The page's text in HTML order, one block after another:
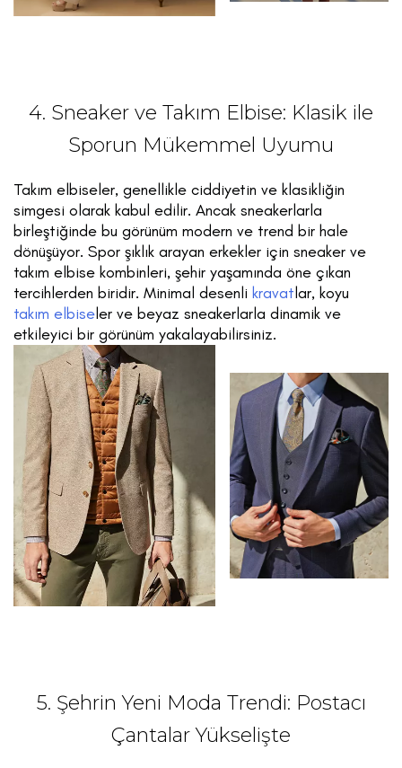
4. Sneaker ve Takım Elbise: Klasik ile
Sporun Mükemmel Uyumu
Takım elbiseler, genellikle ciddiyetin ve klasikliğin
simgesi olarak kabul edilir. Ancak sneakerlarla
birleştiğinde bu görünüm modern ve trend bir hale
dönüşüyor. Spor şıklık arayan erkekler için sneaker ve
takım elbise kombinleri, şehir yaşamında öne çıkan
tercihlerden biridir. Minimal desenli kravatlar, koyu
takım elbiseler ve beyaz sneakerlarla dinamik ve
etkileyici bir görünüm yakalayabilirsiniz.
5. Şehrin Yeni Moda Trendi: Postacı
Çantalar Yükselişte